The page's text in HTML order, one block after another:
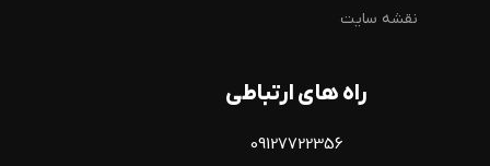
نقشه سایت
راه های ارتباطی
09127722356